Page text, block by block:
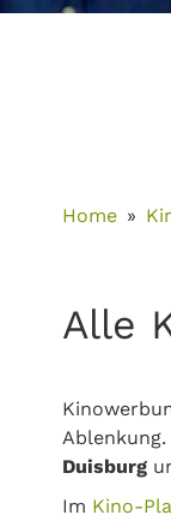
Home
Alle
Duisburg
Im Kino-